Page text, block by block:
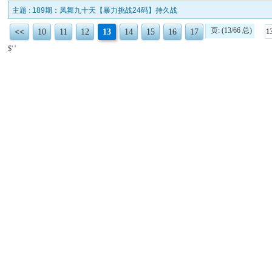
主题 : 189期：凤舞九十天【暴力挑战24码】持久战
<< 10 11 12 13 14 15 16 17 页: (13/66 总)
$' '